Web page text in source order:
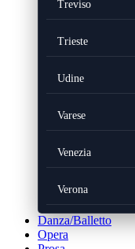
Treviso
Trieste
Udine
Varese
Venezia
Verona
Danza/Balletto
Opera